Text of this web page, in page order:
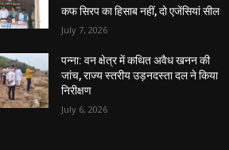
कफ सिरप का हिसाब नहीं, दो एजेंसियां सील
July 7, 2026
पन्ना: वन क्षेत्र में कथित अवैध खनन की
जांच, राज्य स्तरीय उड़नदस्ता दल ने किया
निरीक्षण
July 6, 2026